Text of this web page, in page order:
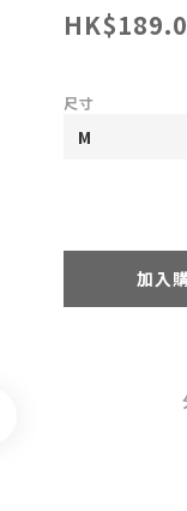
尺寸
加入